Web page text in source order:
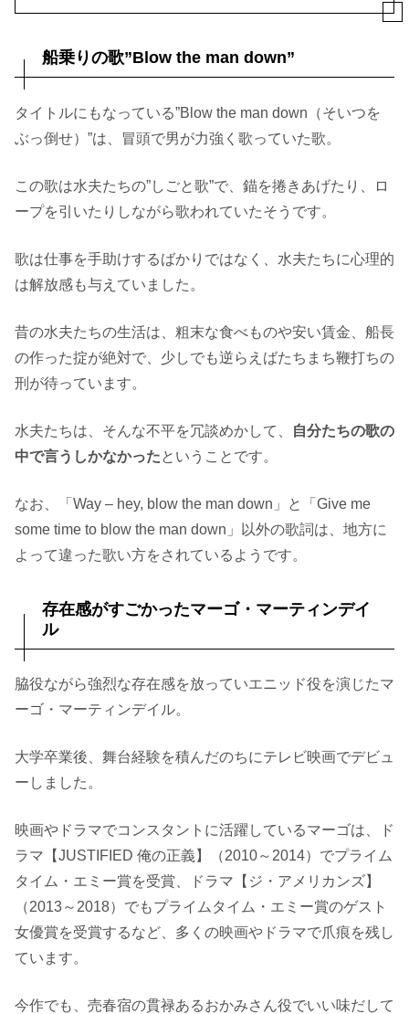
船乗りの歌”Blow the man down”
タイトルにもなっている”Blow the man down（そいつを
ぶっ倒せ）”は、冒頭で男が力強く歌っていた歌。
この歌は水夫たちの”しごと歌”で、錨を捲きあげたり、ロ
ープを引いたりしながら歌われていたそうです。
歌は仕事を手助けするばかりではなく、水夫たちに心理的
は解放感も与えていました。
昔の水夫たちの生活は、粗末な食べものや安い賃金、船長
の作った掟が絶対で、少しでも逆らえばたちまち鞭打ちの
刑が待っています。
水夫たちは、そんな不平を冗談めかして、
自分たちの歌の
中で言うしかなかったということです。
なお、「Way – hey, blow the man down」と「Give me
some time to blow the man down」以外の歌詞は、地方に
よって違った歌い方をされているようです。
存在感がすごかったマーゴ・マーティンデイ
ル
脇役ながら強烈な存在感を放っていエニッド役を演じたマ
ーゴ・マーティンデイル。
大学卒業後、舞台経験を積んだのちにテレビ映画でデビュ
ーしました。
映画やドラマでコンスタントに活躍しているマーゴは、ド
ラマ【JUSTIFIED 俺の正義】（2010～2014）でプライム
タイム・エミー賞を受賞、ドラマ【ジ・アメリカンズ】
（2013～2018）でもプライムタイム・エミー賞のゲスト
女優賞を受賞するなど、多くの映画やドラマで爪痕を残し
ています。
今作でも、売春宿の貫禄あるおかみさん役でいい味だして